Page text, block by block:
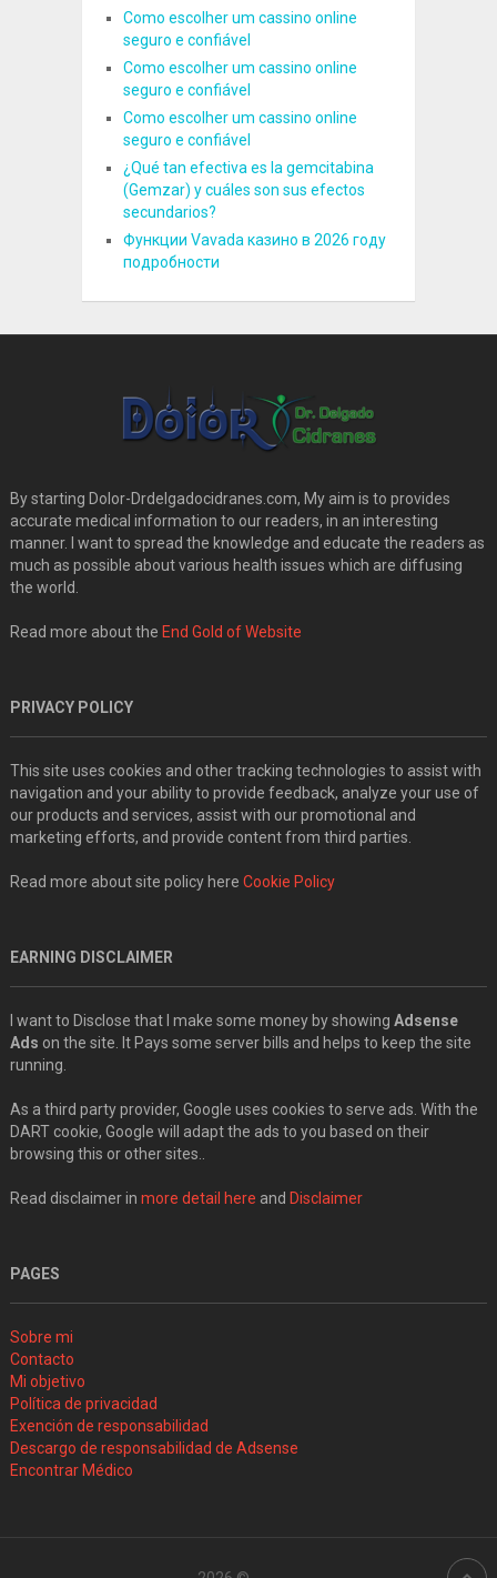
Como escolher um cassino online
seguro e confiável
Como escolher um cassino online
seguro e confiável
Como escolher um cassino online
seguro e confiável
¿Qué tan efectiva es la gemcitabina
(Gemzar) y cuáles son sus efectos
secundarios?
Функции Vavada казино в 2026 году
подробности
By starting Dolor-Drdelgadocidranes.com, My aim is to provides
accurate medical information to our readers, in an interesting
manner. I want to spread the knowledge and educate the readers as
much as possible about various health issues which are diffusing
the world.
Read more about the End Gold of Website
PRIVACY POLICY
This site uses cookies and other tracking technologies to assist with
navigation and your ability to provide feedback, analyze your use of
our products and services, assist with our promotional and
marketing efforts, and provide content from third parties.
Read more about site policy here Cookie Policy
EARNING DISCLAIMER
I want to Disclose that I make some money by showing Adsense
Ads on the site. It Pays some server bills and helps to keep the site
running.
As a third party provider, Google uses cookies to serve ads. With the
DART cookie, Google will adapt the ads to you based on their
browsing this or other sites..
Read disclaimer in more detail here and Disclaimer
PAGES
Sobre mi
Contacto
Mi objetivo
Política de privacidad
Exención de responsabilidad
Descargo de responsabilidad de Adsense
Encontrar Médico